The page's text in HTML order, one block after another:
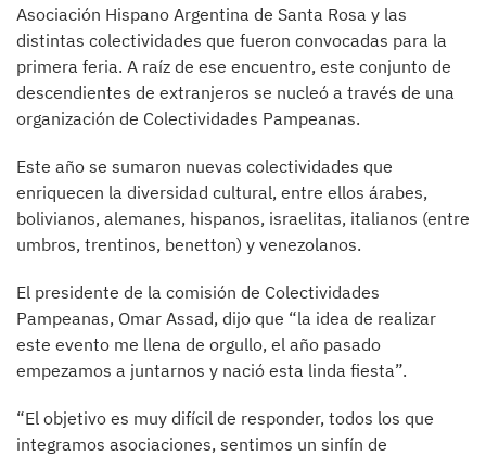
Asociación Hispano Argentina de Santa Rosa y las
distintas colectividades que fueron convocadas para la
primera feria. A raíz de ese encuentro, este conjunto de
descendientes de extranjeros se nucleó a través de una
organización de Colectividades Pampeanas.
Este año se sumaron nuevas colectividades que
enriquecen la diversidad cultural, entre ellos árabes,
bolivianos, alemanes, hispanos, israelitas, italianos (entre
umbros, trentinos, benetton) y venezolanos.
El presidente de la comisión de Colectividades
Pampeanas, Omar Assad, dijo que “la idea de realizar
este evento me llena de orgullo, el año pasado
empezamos a juntarnos y nació esta linda fiesta”.
“El objetivo es muy difícil de responder, todos los que
integramos asociaciones, sentimos un sinfín de